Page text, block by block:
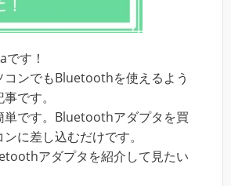
す！
コンでもBluetoothを使えるよう
です。
単です。Bluetoothアダプタを買
に差し込むだけです。
アダプタを紹介して見たい